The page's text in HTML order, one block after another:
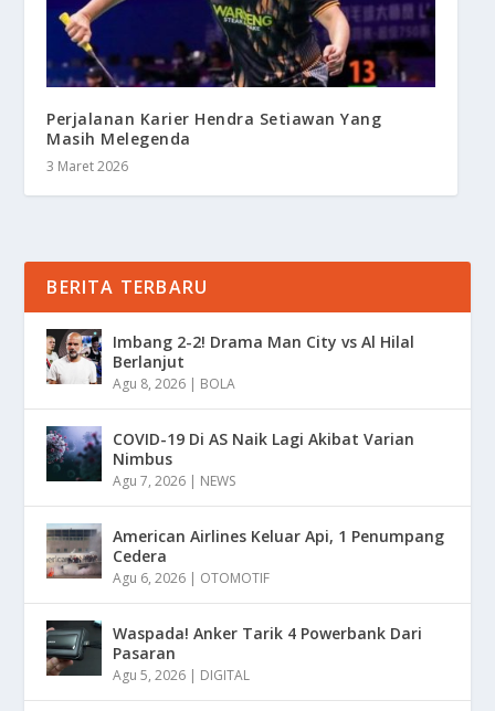
Perjalanan Karier Hendra Setiawan Yang
Masih Melegenda
3 Maret 2026
BERITA TERBARU
Imbang 2-2! Drama Man City vs Al Hilal
Berlanjut
Agu 8, 2026 | BOLA
COVID-19 Di AS Naik Lagi Akibat Varian
Nimbus
Agu 7, 2026 | NEWS
American Airlines Keluar Api, 1 Penumpang
Cedera
Agu 6, 2026 | OTOMOTIF
Waspada! Anker Tarik 4 Powerbank Dari
Pasaran
Agu 5, 2026 | DIGITAL